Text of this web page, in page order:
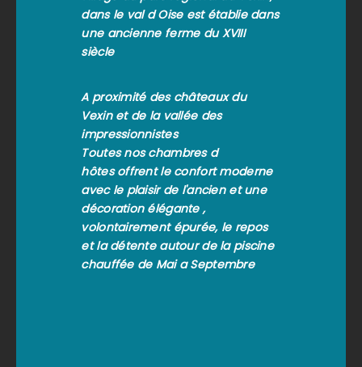
dans le val d Oise est établie dans
une ancienne ferme du XVIII
siècle
A proximité des châteaux du
Vexin et de la vallée des
impressionnistes
Toutes nos chambres d
hôtes offrent le confort moderne
avec le plaisir de l'ancien et une
décoration élégante ,
volontairement épurée, le repos
et la détente autour de la piscine
chauffée de Mai a Septembre